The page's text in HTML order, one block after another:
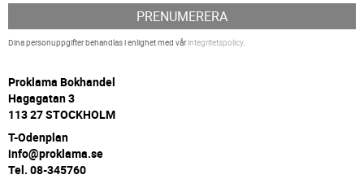
PRENUMERERA
Dina personuppgifter behandlas i enlighet med vårintegritetspolicy.
Proklama Bokhandel
Hagagatan 3
113 27 STOCKHOLM
T-Odenplan
info@proklama.se
Tel. 08-345760